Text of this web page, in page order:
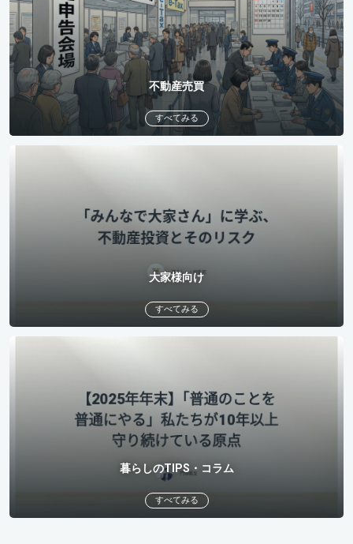
不動産売買
すべてみる
大家様向け
すべてみる
暮らしのTIPS・コラム
すべてみる